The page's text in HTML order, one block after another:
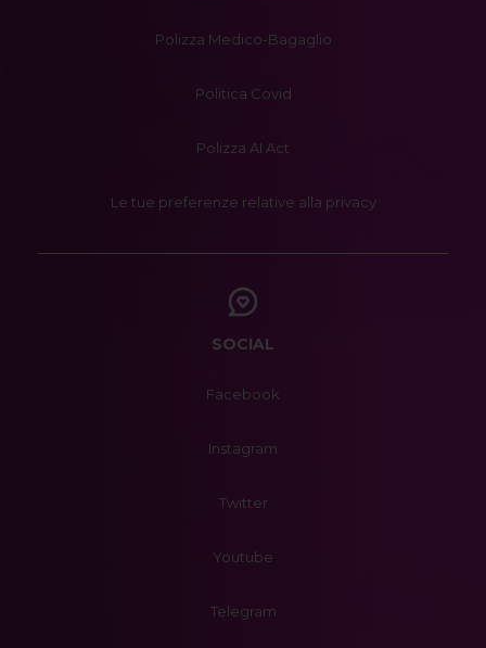
Polizza Medico-Bagaglio
Politica Covid
Polizza AI Act
Le tue preferenze relative alla privacy
SOCIAL
Facebook
Instagram
Twitter
Youtube
Telegram